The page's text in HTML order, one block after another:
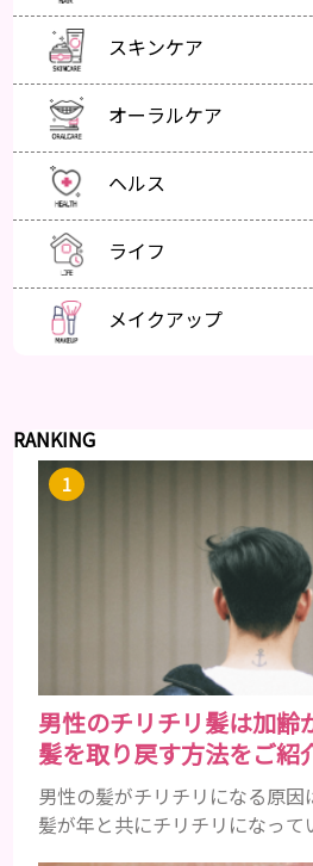
スキンケア
オーラルケア
ヘルス
ライフ
メイクアップ
RANKING
男性のチリチリ髪は加齢
髪を取り戻す方法をご紹
男性の髪がチリチリになる原
髪が年と共にチリチリになって